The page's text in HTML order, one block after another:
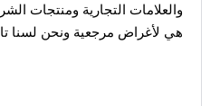
والعلامات التجارية ومنتجات
هي لأغراض مرجعية ونحن لسنا